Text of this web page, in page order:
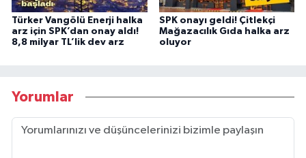
Türker Vangölü Enerji halka
arz için SPK’dan onay aldı!
8,8 milyar TL’lik dev arz
SPK onayı geldi! Çitlekçi
Mağazacılık Gıda halka arz
oluyor
Yorumlar